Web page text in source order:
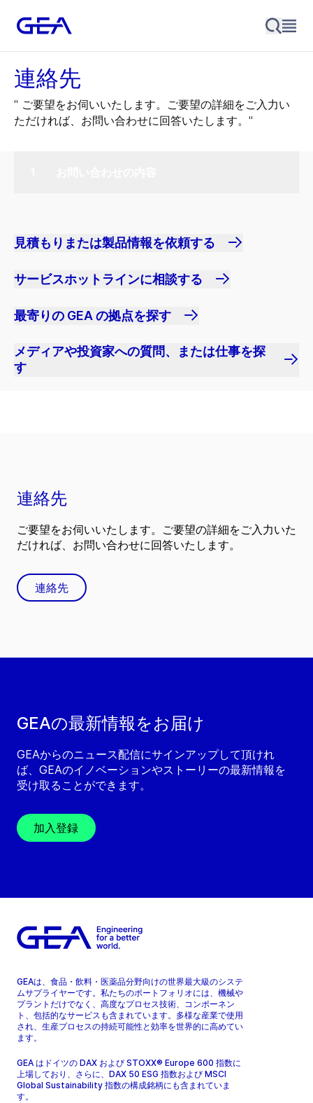
連絡先
" ご要望をお伺いいたします。ご要望の詳細をご入力い
ただければ、お問い合わせに回答いたします。"
見積もりまたは製品情報を依頼する
サービスホットラインに相談する
最寄りの GEA の拠点を探す
メディアや投資家への質問、または仕事を探
す
GEAの最新情報をお届け
GEAからのニュース配信にサインアップして頂けれ
ば、GEAのイノベーションやストーリーの最新情報を
受け取ることができます。
加入登録
連絡先
ご要望をお伺いいたします。ご要望の詳細をご入力いた
だければ、お問い合わせに回答いたします。
連絡先
GEAは、食品・飲料・医薬品分野向けの世界最大級のシステ
ムサプライヤーです。私たちのポートフォリオには、機械や
プラントだけでなく、高度なプロセス技術、コンポーネン
ト、包括的なサービスも含まれています。多様な産業で使用
され、生産プロセスの持続可能性と効率を世界的に高めてい
ます。
GEA はドイツの DAX および STOXX® Europe 600 指数に
上場しており、さらに、DAX 50 ESG 指数および MSCI
Global Sustainability 指数の構成銘柄にも含まれていま
す。